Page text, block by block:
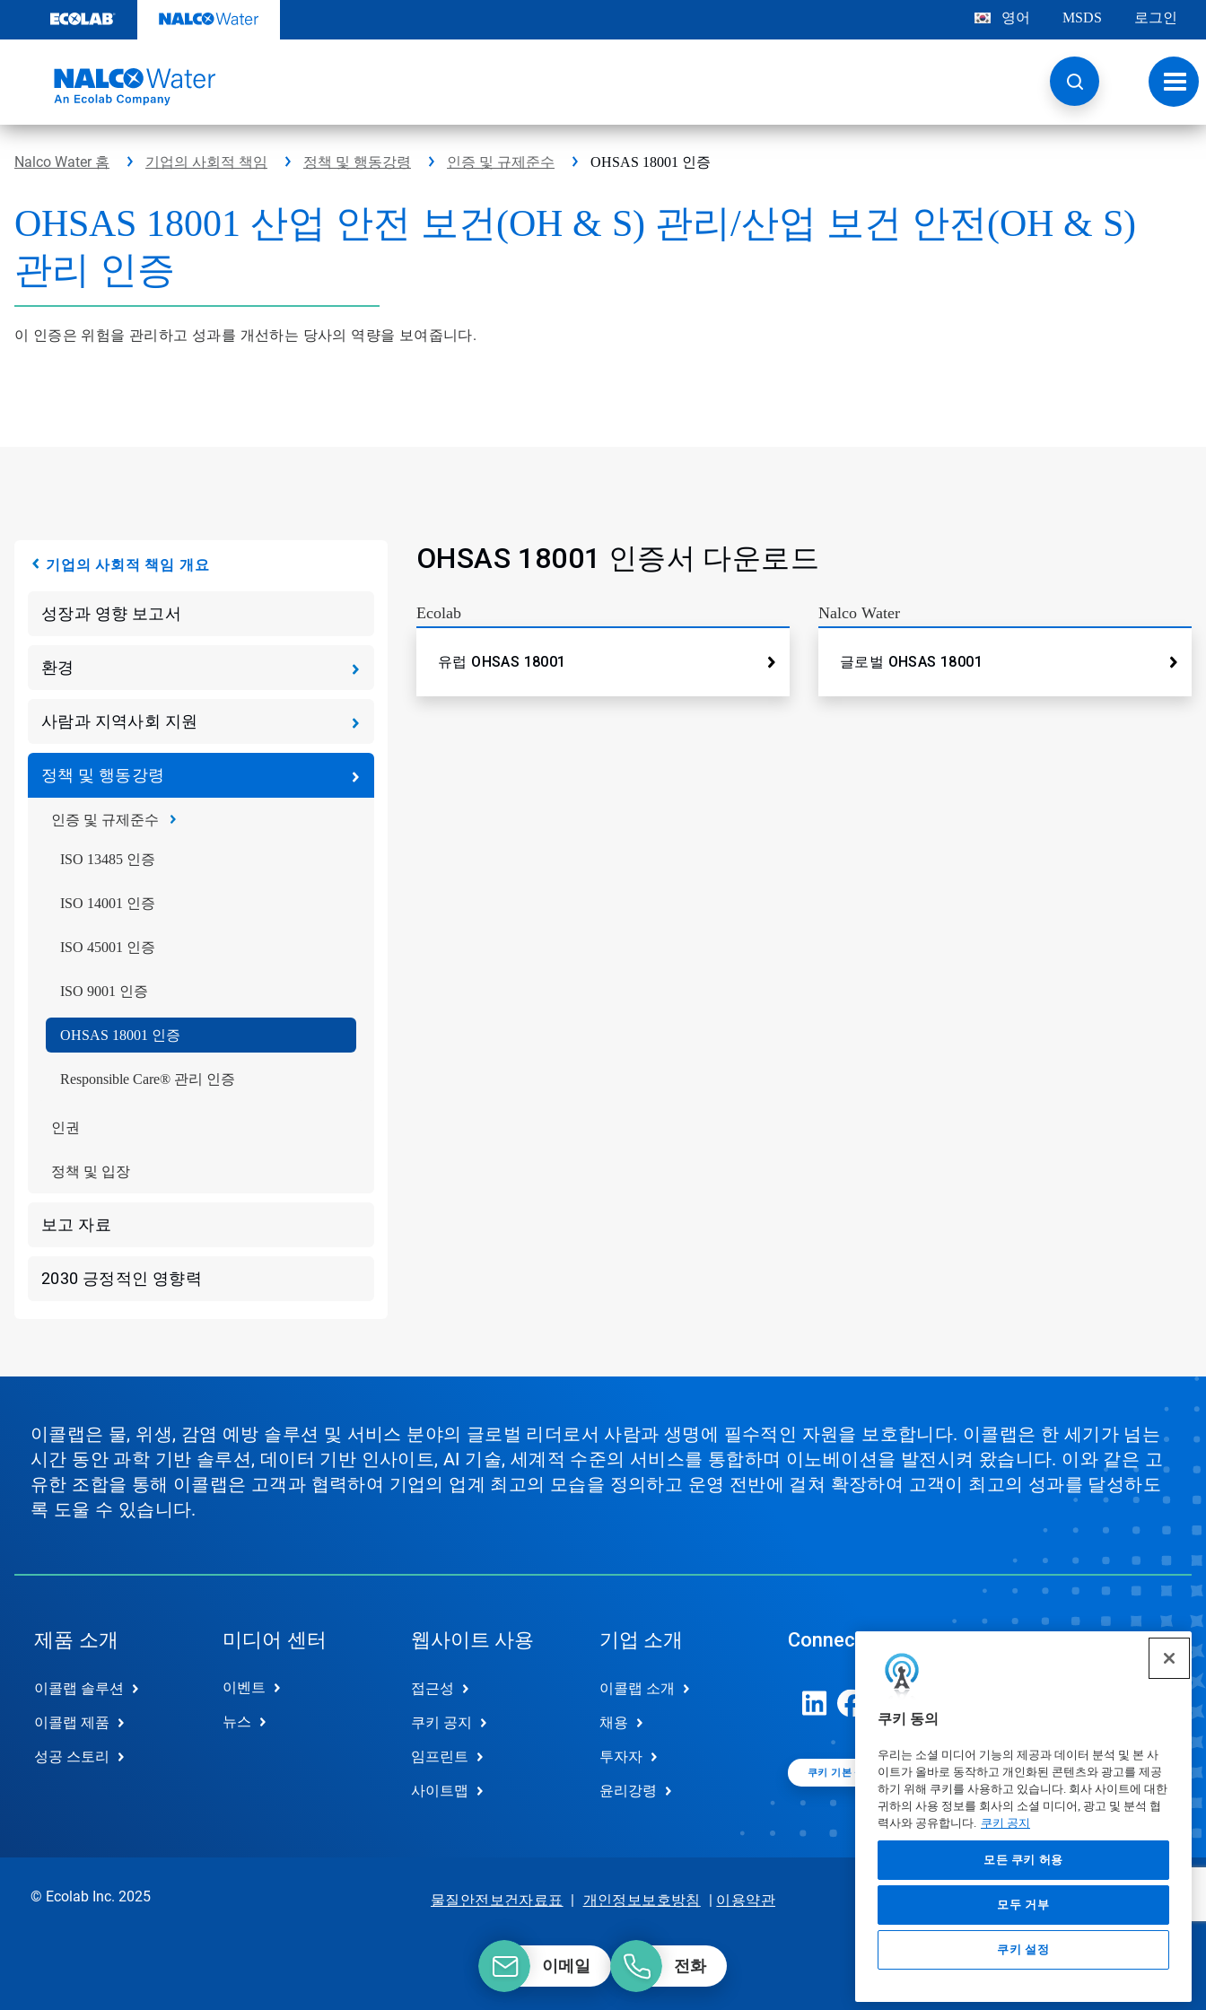
츠
기
쿠키 동의
우리는 소셜 미디어 기능의 제공과 데이터 분석 및 본 사
이트가 올바로 동작하고 개인화된 콘텐츠와 광고를 제공
하기 위해 쿠키를 사용하고 있습니다. 회사 사이트에 대한
귀하의 사용 정보를 회사의 소셜 미디어, 광고 및 분석 협
력사와 공유합니다. 쿠키 공지
모든 쿠키 허용
모두 거부
쿠키 설정
영어 MSDS 로그인
토
글
내
비
Nalco Water 홈 기업의 사회적 책임 정책 및 행동강령 인증 및 규제준수 OHSAS 18001 인증
OHSAS 18001 산업 안전 보건(OH & S) 관리/산업 보건 안전(OH & S)
관리 인증
이 인증은 위험을 관리하고 성과를 개선하는 당사의 역량을 보여줍니다.
기업의 사회적 책임 개요
성장과 영향 보고서
환경
사람과 지역사회 지원
정책 및 행동강령
인증 및 규제준수
ISO 13485 인증
ISO 14001 인증
ISO 45001 인증
ISO 9001 인증
OHSAS 18001 인증
Responsible Care® 관리 인증
인권
정책 및 입장
보고 자료
2030 긍정적인 영향력
OHSAS 18001 인증서 다운로드
Ecolab
유럽 OHSAS 18001
Nalco Water
글로벌 OHSAS 18001
이콜랩은 물, 위생, 감염 예방 솔루션 및 서비스 분야의 글로벌 리더로서 사람과 생명에 필수적인 자원을 보호합니다. 이콜랩은 한 세기가 넘는
시간 동안 과학 기반 솔루션, 데이터 기반 인사이트, AI 기술, 세계적 수준의 서비스를 통합하며 이노베이션을 발전시켜 왔습니다. 이와 같은 고
유한 조합을 통해 이콜랩은 고객과 협력하여 기업의 업계 최고의 모습을 정의하고 운영 전반에 걸쳐 확장하여 고객이 최고의 성과를 달성하도
록 도울 수 있습니다.
제품 소개
이콜랩 솔루션
이콜랩 제품
성공 스토리
미디어 센터
이벤트
뉴스
웹사이트 사용
접근성
쿠키 공지
임프린트
사이트맵
기업 소개
이콜랩 소개
채용
투자자
윤리강령
Connect
쿠키 기본 설정
이메일 전화
© Ecolab Inc. 2025 물질안전보건자료표 | 개인정보보호방침 | 이용약관